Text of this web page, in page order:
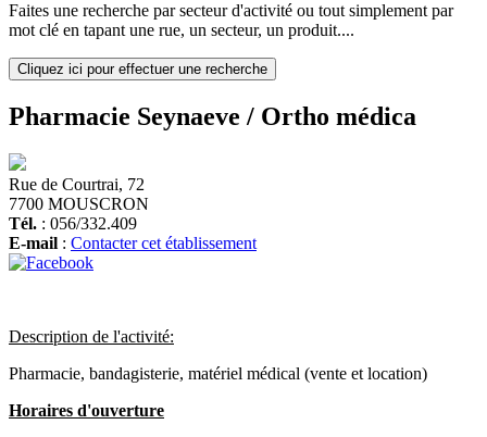
Faites une recherche par secteur d'activité ou tout simplement par
mot clé en tapant une rue, un secteur, un produit....
Cliquez ici pour effectuer une recherche
Pharmacie Seynaeve / Ortho médica
Rue de Courtrai, 72
7700 MOUSCRON
Tél. : 056/332.409
E-mail : Contacter cet établissement
Description de l'activité:
Pharmacie, bandagisterie, matériel médical (vente et location)
Horaires d'ouverture